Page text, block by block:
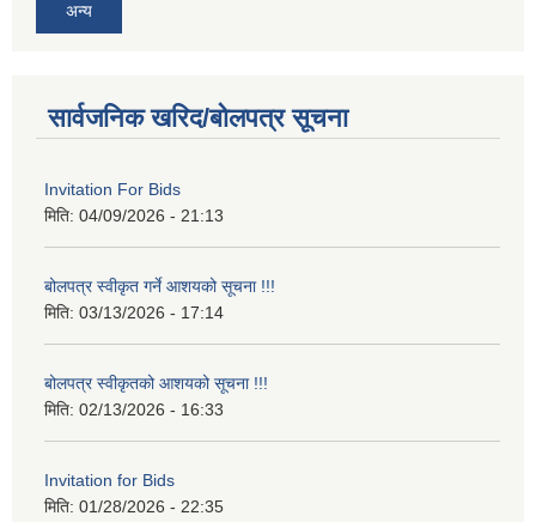
अन्य
सार्वजनिक खरिद/बोलपत्र सूचना
Invitation For Bids
मिति: 04/09/2026 - 21:13
बोलपत्र स्वीकृत गर्ने आशयको सूचना !!!
मिति: 03/13/2026 - 17:14
बोलपत्र स्वीकृतको आशयको सूचना !!!
मिति: 02/13/2026 - 16:33
Invitation for Bids
मिति: 01/28/2026 - 22:35